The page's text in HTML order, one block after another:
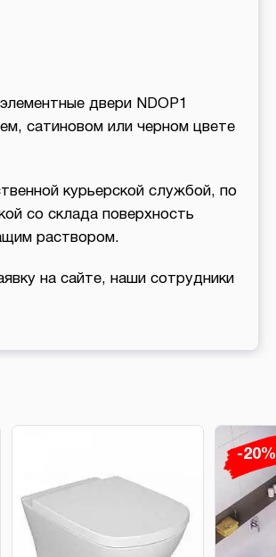
двери NDOP1
сатиновом или черном цвете
курьерской службой, по
со склада поверхность
раствором.
на сайте, наши сотрудники
-20%